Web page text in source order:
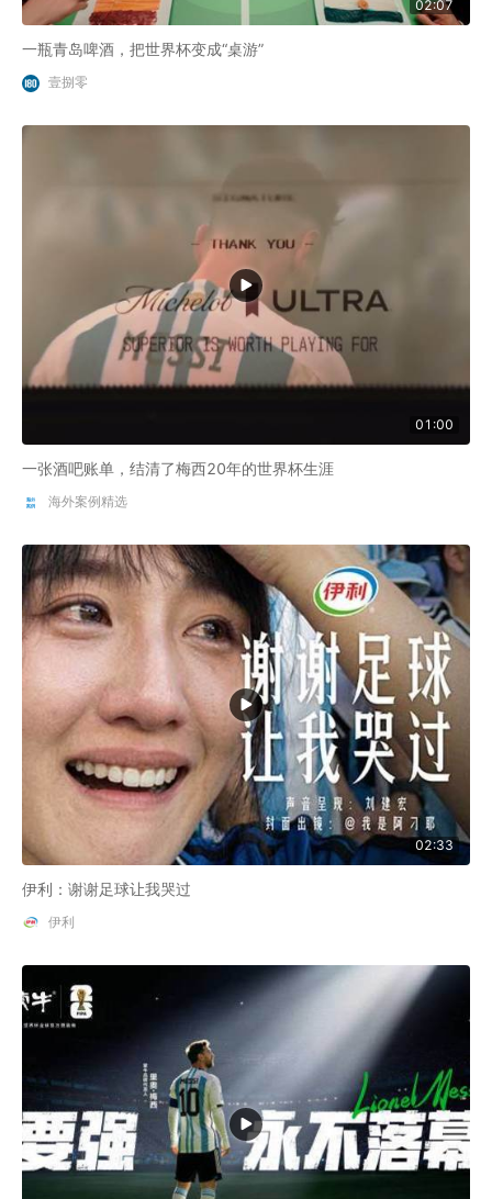
02:07
一瓶青岛啤酒，把世界杯变成“桌游”
壹捌零
01:00
一张酒吧账单，结清了梅西20年的世界杯生涯
海外案例精选
02:33
伊利：谢谢足球让我哭过
伊利